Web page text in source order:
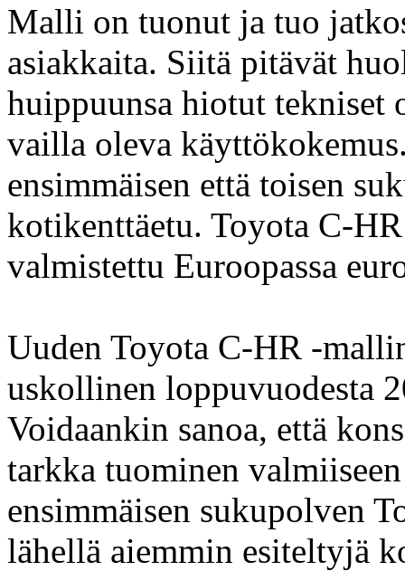
Malli on tuonut ja tuo
asiakkaita. Siitä pitävät
huippuunsa hiotut tekniset
vailla oleva
ensimmäisen että toisen
kotikenttäetu. Toyota C-
valmistettu Euroopassa
Uuden Toyota C-HR -
uskollinen loppuvuodesta
Voidaankin sanoa, että
tarkka tuominen
ensimmäisen sukupolven
lähellä aiemmin esiteltyjä